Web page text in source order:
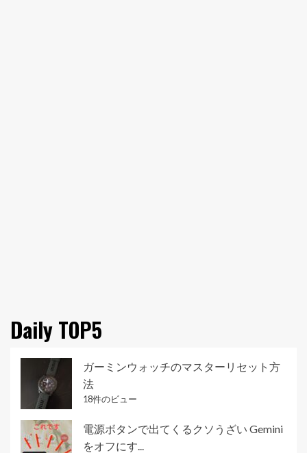
Daily TOP5
ガーミンウォッチのマスターリセット方
法
18件のビュー
電源ボタンで出てくるクソうざい Gemini
をオフにす...